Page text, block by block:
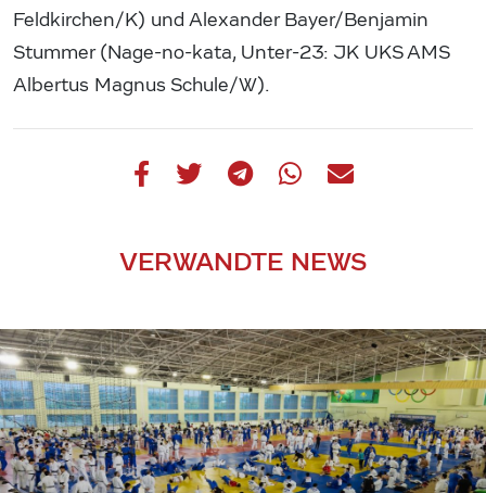
Feldkirchen/K) und Alexander Bayer/Benjamin
Stummer (Nage-no-kata, Unter-23: JK UKS AMS
Albertus Magnus Schule/W).
VERWANDTE NEWS